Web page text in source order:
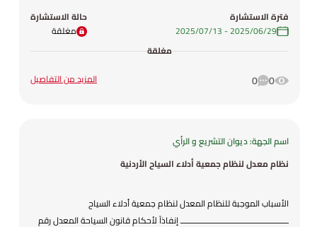
وضع مشروع هذا النظام المعدل.
فترة الاستشارة
29‏/06‏/2025
-
13‏/07‏/2025
حالة الاستشارة
مغلقة
مغلقة
0
0 المزيد من التفاصيل
اسم الجهة: ديوان التشريع و الرأي
نظام معدل لنظام جمعية أدلاء السياح الأردنية
الأسباب الموجبة للنظام المعدل لنظام جمعية أدلاء السياح
ـــــــــــــــــــــــــــــــــــــــــــــــــــ إنفاذاً لأحكام قانون السياحة المعدل رقم